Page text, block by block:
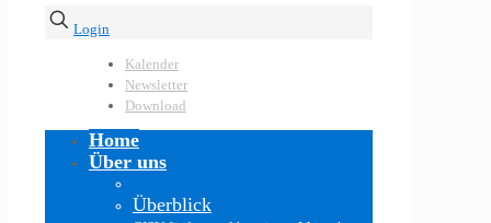
Login
Kalender
Newsletter
Download
Home
Über uns
Überblick